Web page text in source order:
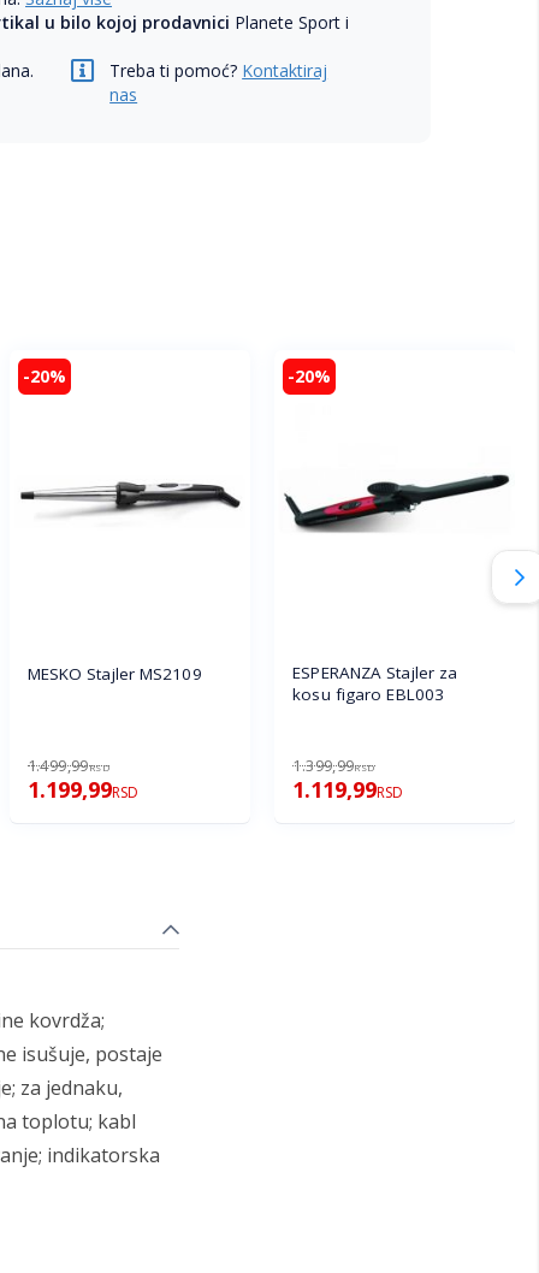
u bilo kojoj prodavnici Planete Sport i
Treba ti pomoć? Kontaktiraj
nas
-20%
MESKO Stajler MS2109
1.499,99RSD
1.199,99RSD
-20%
ESPERANZA Stajler za
kosu figaro EBL003
1.399,99RSD
1.119,99RSD
kovrdža;
isušuje, postaje
za jednaku,
toplotu; kabl
indikatorska